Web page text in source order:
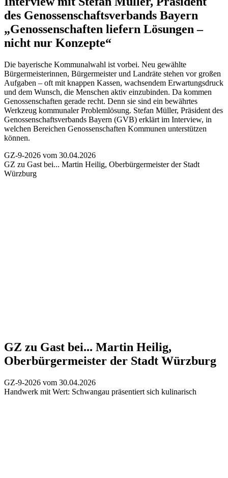
des Genossenschaftsverbands Bayern
„Genossenschaften liefern Lösungen –
nicht nur Konzepte“
Die bayerische Kommunalwahl ist vorbei. Neu gewählte
Bürgermeisterinnen, Bürgermeister und Landräte stehen vor großen
Aufgaben – oft mit knappen Kassen, wachsendem Erwartungsdruck
und dem Wunsch, die Menschen aktiv einzubinden. Da kommen
Genossenschaften gerade recht. Denn sie sind ein bewährtes
Werkzeug kommunaler Problemlösung. Stefan Müller, Präsident des
Genossenschaftsverbands Bayern (GVB) erklärt im Interview, in
welchen Bereichen Genossenschaften Kommunen unterstützen
können.
GZ-9-2026 vom 30.04.2026
GZ zu Gast bei... Martin Heilig, Oberbürgermeister der Stadt
Würzburg
GZ zu Gast bei... Martin Heilig,
Oberbürgermeister der Stadt Würzburg
GZ-9-2026 vom 30.04.2026
Handwerk mit Wert: Schwangau präsentiert sich kulinarisch